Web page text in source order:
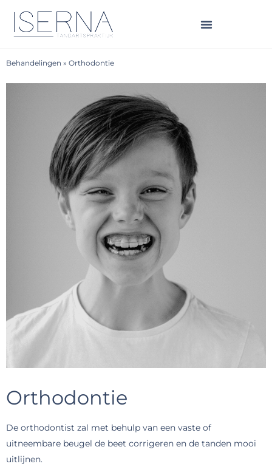
Behandelingen » Orthodontie
Orthodontie
De orthodontist zal met behulp van een vaste of
uitneembare beugel de beet corrigeren en de tanden mooi
uitlijnen.